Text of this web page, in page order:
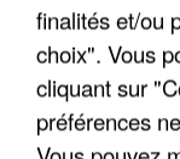
LES
FRANCE
finalités et/ou
choix". Vous
cliquant sur
préférences